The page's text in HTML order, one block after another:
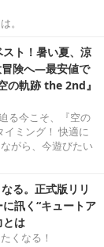
。
スト！暑い夏、涼
冒険へ―最安値で
の軌跡 the 2nd』
る今こそ、『空の
ミング！ 快適に
がら、今遊びたい
る。正式版リリ
訊く“キュートア
とは
くなる！